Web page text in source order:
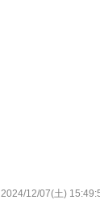
2024/12/07(土)